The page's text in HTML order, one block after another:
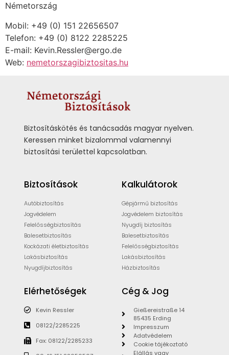
Németország
Mobil: +49 (0) 151 22656507
Telefon: +49 (0) 8122 2285225
E-mail: Kevin.Ressler@ergo.de
Web: nemetorszagibiztositas.hu
Biztosításkötés és tanácsadás magyar nyelven.
Keressen minket bizalommal valamennyi
biztosítási területtel kapcsolatban.
Biztosítások
Autóbiztosítás
Jogvédelem
Felelősségbiztosítás
Balesetbiztosítás
Kockázati életbiztosítás
Lakásbiztosítás
Nyugdíjbiztosítás
Kalkulátorok
Gépjármű biztosítás
Jogvédelem biztosítás
Nyugdíj biztosítás
Balesetbiztosítás
Felelősségbiztosítás
Lakásbiztosítás
Házbiztosítás
Elérhetőségek
Kevin Ressler
08122/2285225
Fax: 08122/2285233
Cég & Jog
Gießereistraße 14
85435 Erding
Impresszum
Adatvédelem
Cookie tájékoztató
Elállás vagy